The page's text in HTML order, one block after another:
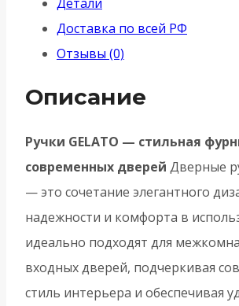
Доставка по всей РФ
Отзывы (0)
Описание
Ручки GELATO — стильная
современных дверей Дверные
— это сочетание элегантного
надежности и комфорта в
идеально подходят для
входных дверей, подчеркивая
стиль интерьера и обеспечивая